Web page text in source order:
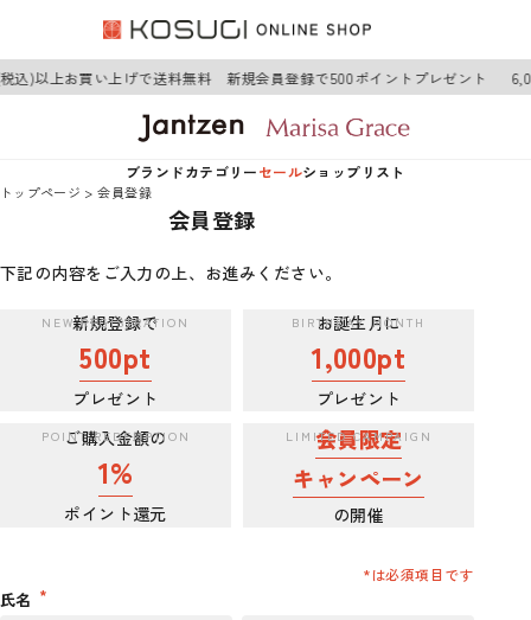
込)以上お買い上げで送料無料 新規会員登録で500ポイントプレゼント
ブランドカテゴリー
ワンピース
セールショップリスト
トップページ 会員登録
会員登録
下記の内容をご入力の上、お進みください。
新規登録で
500pt
プレゼント
お誕生月に
1,000pt
プレゼント
ご購入金額の
1%
ポイント還元
会員限定
キャンペーン
の開催
氏名